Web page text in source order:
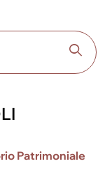
Patrimoniale